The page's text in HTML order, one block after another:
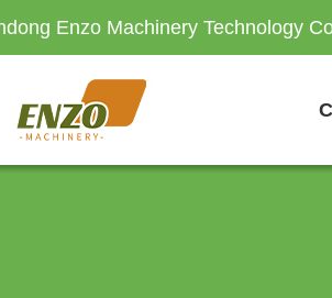
Enzo Machinery Technology